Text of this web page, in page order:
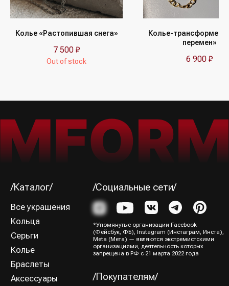
Колье «Растопившая снега»
7 500 ₽
Out of stock
Колье-трансформер
перемен»
6 900 ₽
Я ознакомился (-лась) и согласен (-на) с
/Подписка на рассылку/
Получайте первыми сообщения
Все права защищены
/Способы оплаты/
Оферта